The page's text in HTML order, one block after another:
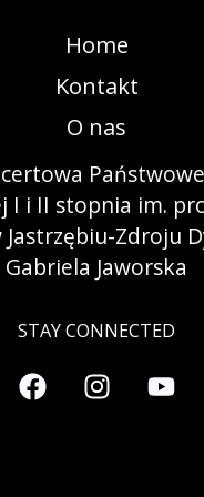
Home
Kontakt
O nas
I i II stopnia im.
Jastrzębiu-Zdroju
Gabriela Jaworska
STAY CONNECTED